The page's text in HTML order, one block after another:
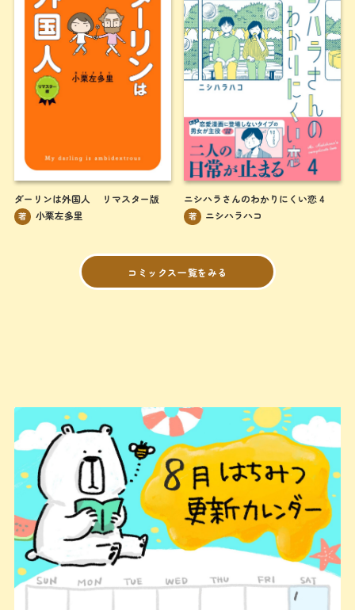
ダーリンは外国人 リマスター版
著 小栗左多里
ニシハラさんのわかりにくい恋 4
著 ニシハラハコ
コミックス一覧をみる